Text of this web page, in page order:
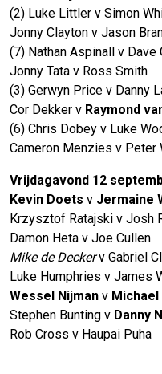
(2) Luke Littler v Simon
Jonny Clayton v Jason
(7) Nathan Aspinall v Dave
Jonny Tata v Ross Smith
(3) Gerwyn Price v Danny
Cor Dekker v Raymond
(6) Chris Dobey v Luke
Cameron Menzies v Peter
Vrijdagavond 12
Kevin Doets v Jermaine
Krzysztof Ratajski v Josh
Damon Heta v Joe Cullen
Mike de Deckerv Gabriel
Luke Humphries v James
Wessel Nijman v Michael
Stephen Bunting v Danny
Rob Cross v Haupai Puha